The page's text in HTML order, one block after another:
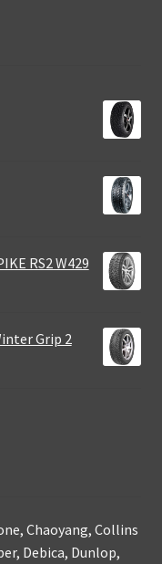
RS2 W429
Grip 2
Chaoyang, Collins
Debica, Dunlop,